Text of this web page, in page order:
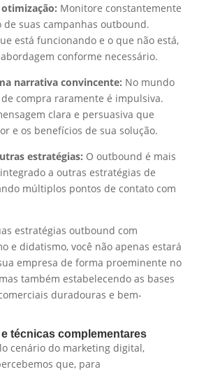
Monitore constantemente
de suas campanhas outbound.
está funcionando e o que não está,
conforme necessário.
narrativa convincente: No mundo
de compra raramente é impulsiva.
clara e persuasiva que
e os benefícios de sua solução.
estratégias: O outbound é mais
a outras estratégias de
múltiplos pontos de contato com
estratégias outbound com
e didatismo, você não apenas estará
empresa de forma proeminente no
também estabelecendo as bases
duradouras e bem-
e técnicas complementares
cenário do marketing digital,
que, para